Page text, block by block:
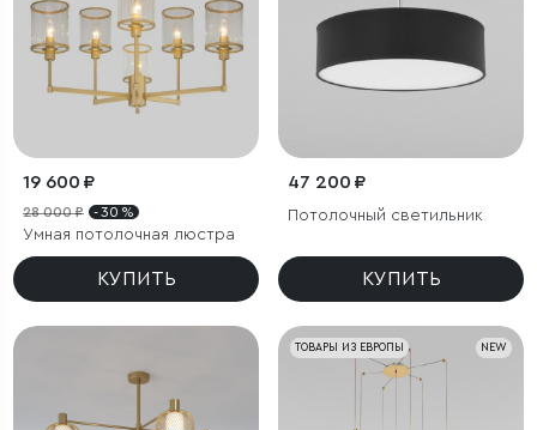
19 600 ₽
28 000 ₽ - 30 %
Умная потолочная люстра
КУПИТЬ
47 200 ₽
Потолочный светильник
КУПИТЬ
NEW
ТОВАРЫ ИЗ ЕВРОПЫ